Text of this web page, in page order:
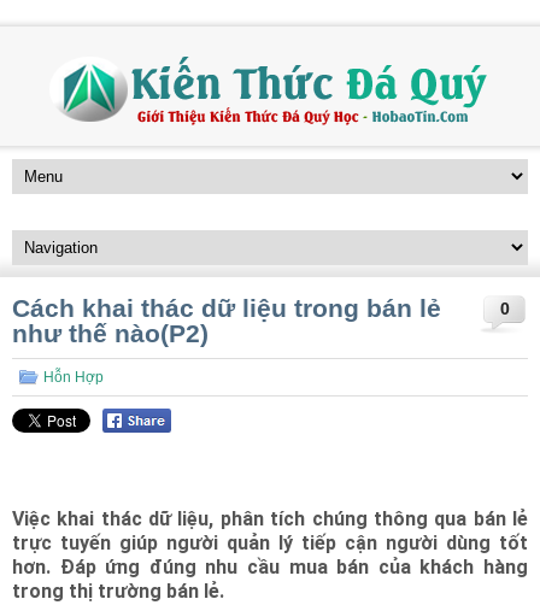
0
Cách khai thác dữ liệu trong bán lẻ
như thế nào(P2)
Hỗn Hợp
Việc khai thác dữ liệu, phân tích chúng thông qua bán lẻ
trực tuyến giúp người quản lý tiếp cận người dùng tốt
hơn. Đáp ứng đúng nhu cầu mua bán của khách hàng
trong thị trường bán lẻ.